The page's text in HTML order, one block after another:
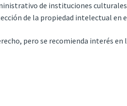
de instituciones
de la propiedad intelectual
pero se recomienda interés